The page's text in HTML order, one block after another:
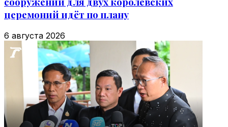
церемоний идёт по плану
6 августа 2026